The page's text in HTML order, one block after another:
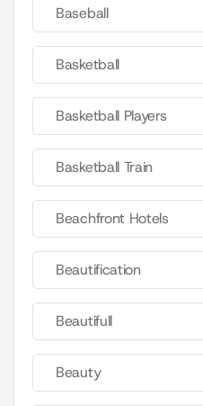
Baseball
Basketball
Basketball Players
Basketball Train
Beachfront Hotels
Beautification
Beautifull
Beauty